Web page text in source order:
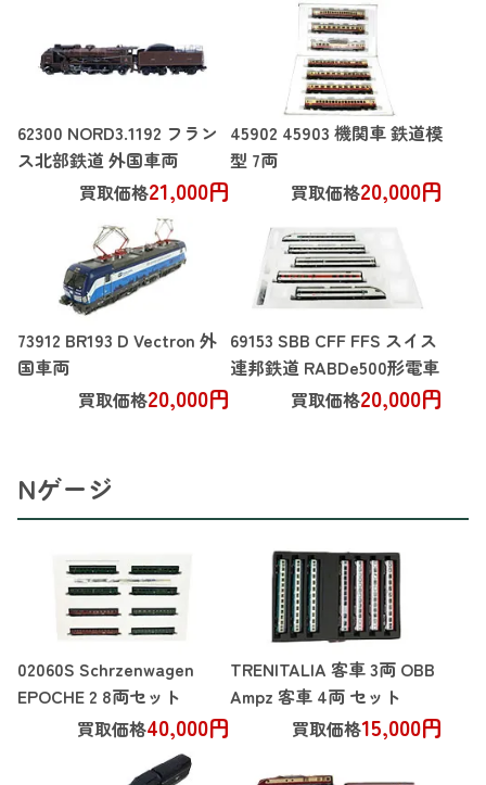
62300 NORD3.1192 フラン
ス北部鉄道 外国車両
買取価格21,000円
45902 45903 機関車 鉄道模
型 7両
買取価格20,000円
73912 BR193 D Vectron 外
国車両
買取価格20,000円
69153 SBB CFF FFS スイス
連邦鉄道 RABDe500形電車
買取価格20,000円
Nゲージ
02060S Schrzenwagen
EPOCHE 2 8両セット
買取価格40,000円
TRENITALIA 客車 3両 OBB
Ampz 客車 4両 セット
買取価格15,000円